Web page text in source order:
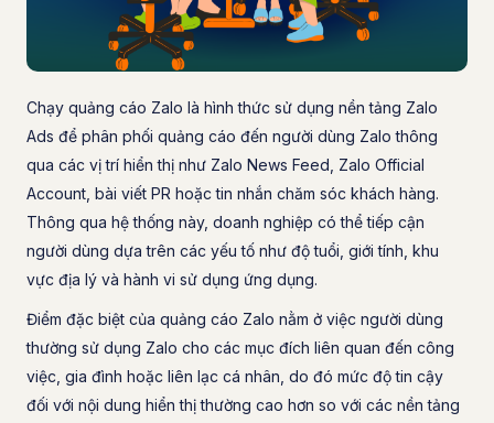
Chạy quảng cáo Zalo là hình thức sử dụng nền tảng Zalo
Ads để phân phối quảng cáo đến người dùng Zalo thông
qua các vị trí hiển thị như Zalo News Feed, Zalo Official
Account, bài viết PR hoặc tin nhắn chăm sóc khách hàng.
Thông qua hệ thống này, doanh nghiệp có thể tiếp cận
người dùng dựa trên các yếu tố như độ tuổi, giới tính, khu
vực địa lý và hành vi sử dụng ứng dụng.
Điểm đặc biệt của quảng cáo Zalo nằm ở việc người dùng
thường sử dụng Zalo cho các mục đích liên quan đến công
việc, gia đình hoặc liên lạc cá nhân, do đó mức độ tin cậy
đối với nội dung hiển thị thường cao hơn so với các nền tảng